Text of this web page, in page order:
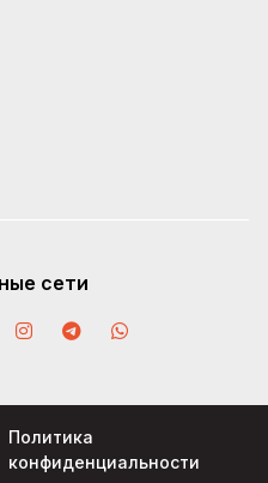
сети
Политика
конфиденциальности